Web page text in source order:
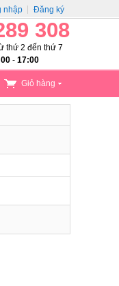
nhập Đăng ký
308
thứ 2 đến thứ 7
- 17:00
Giỏ hàng